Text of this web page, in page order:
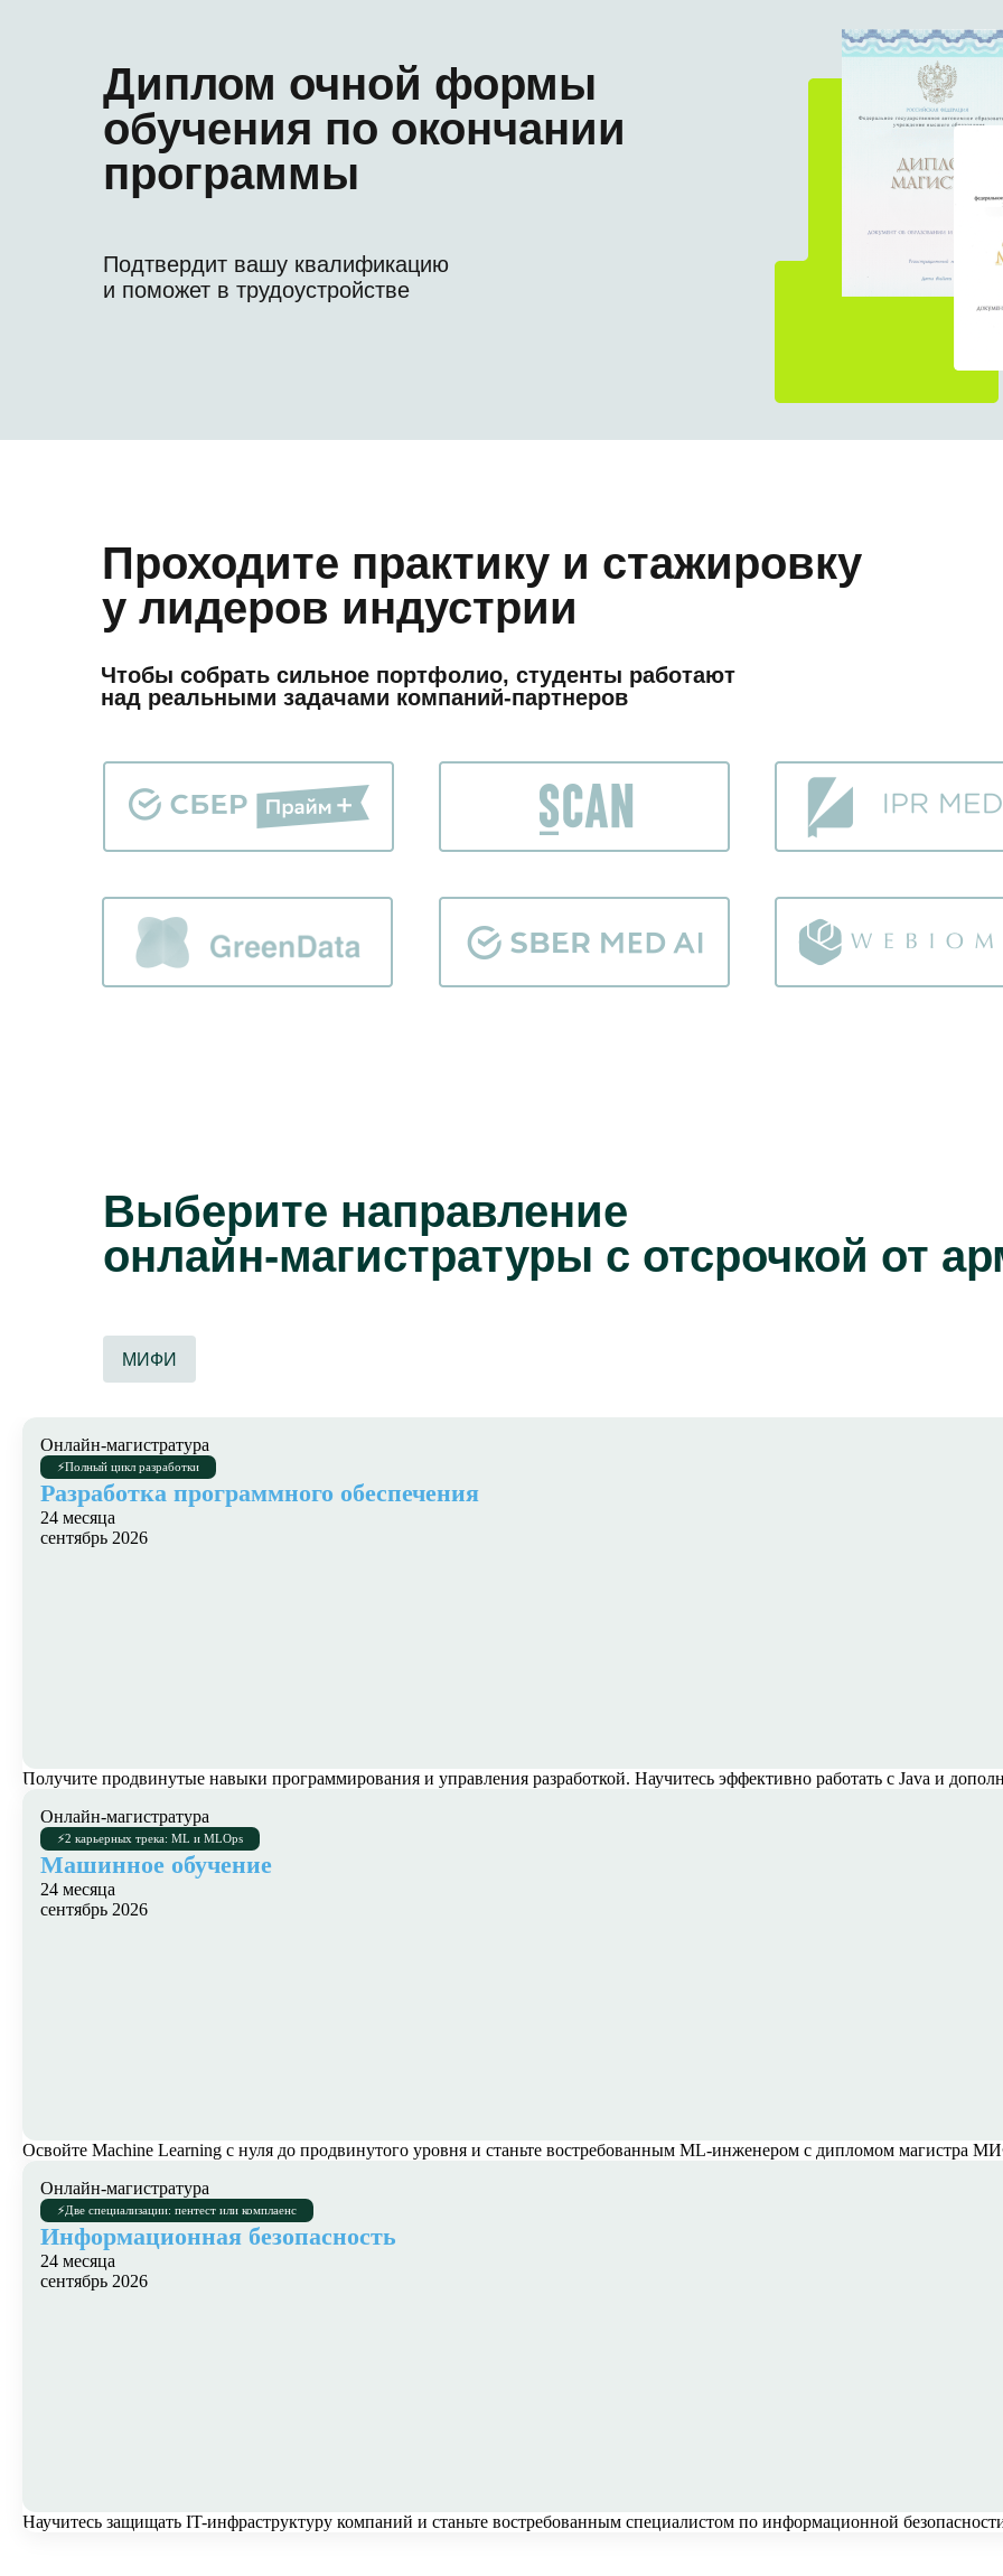
Диплом очной формы
обучения по окончании
программы
Подтвердит вашу квалификацию
и поможет в трудоустройстве
Проходите практику и стажировку
у лидеров индустрии
Чтобы собрать сильное портфолио, студенты работают
над реальными задачами компаний-партнеров
Выберите направление
онлайн-магистратуры с отсрочкой от
МИФИ
Онлайн-магистратура
⚡Полный цикл разработки
Разработка программного обеспечения
24 месяца
сентябрь 2026
Получите продвинутые навыки программирования и управления разработкой. Научитесь эффективно работать с Java и
Онлайн-магистратура
⚡2 карьерных трека: ML и MLOps
Машинное обучение
24 месяца
сентябрь 2026
Освойте Machine Learning с нуля до продвинутого уровня и станьте востребованным ML-инженером с дипломом магистра
Онлайн-магистратура
⚡Две специализации: пентест или комплаенс
Информационная безопасность
24 месяца
сентябрь 2026
Научитесь защищать IT-инфраструктуру компаний и станьте востребованным специалистом по информационной